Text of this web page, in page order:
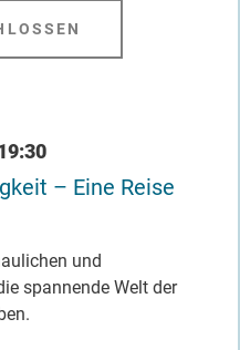
– Eine Reise
und
spannende Welt der